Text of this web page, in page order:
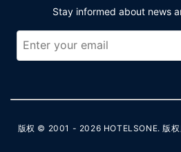
Stay informed about news
版权 © 2001 - 2026 HOTELSONE. 版